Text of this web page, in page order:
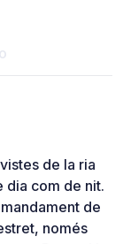
de la ria
dia com de nit.
de
només